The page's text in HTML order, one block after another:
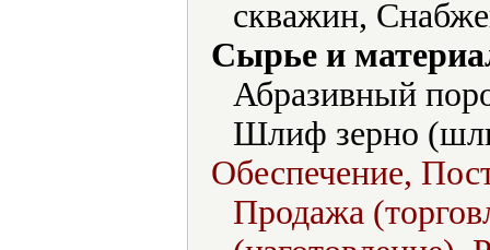
скважин,
Сырье и
Абразивный
Шлиф зерно
Обеспечение,
Продажа